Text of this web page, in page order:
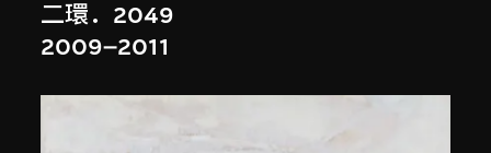
二環．2049
2009–2011